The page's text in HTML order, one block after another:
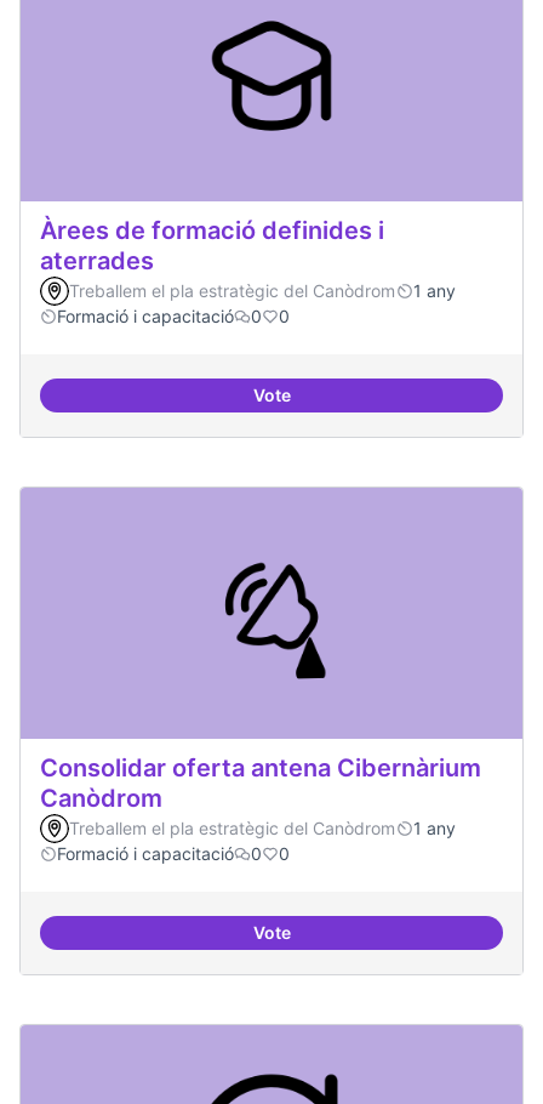
Àrees de formació definides i
aterrades
Treballem el pla estratègic del Canòdrom
1 any
Formació i capacitació
0 0
VoteÀrees de formació definides i
Consolidar oferta antena Cibernàrium
Canòdrom
Treballem el pla estratègic del Canòdrom
1 any
Formació i capacitació
0 0
VoteConsolidar oferta antena